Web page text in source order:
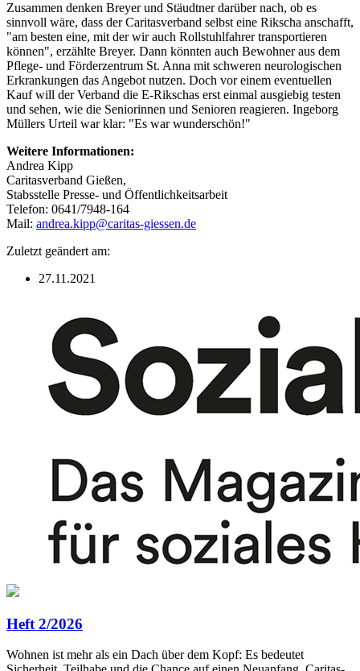
Zusammen denken Breyer und Stäudtner darüber nach, ob es
sinnvoll wäre, dass der Caritasverband selbst eine Rikscha anschafft,
"am besten eine, mit der wir auch Rollstuhlfahrer transportieren
können", erzählte Breyer. Dann könnten auch Bewohner aus dem
Pflege- und Förderzentrum St. Anna mit schweren neurologischen
Erkrankungen das Angebot nutzen. Doch vor einem eventuellen
Kauf will der Verband die E-Rikschas erst einmal ausgiebig testen
und sehen, wie die Seniorinnen und Senioren reagieren. Ingeborg
Müllers Urteil war klar: "Es war wunderschön!"
Weitere Informationen:
Andrea Kipp
Caritasverband Gießen,
Stabsstelle Presse- und Öffentlichkeitsarbeit
Telefon: 0641/7948-164
Mail: andrea.kipp@caritas-giessen.de
Zuletzt geändert am:
27.11.2021
Heft 2/2026
Wohnen ist mehr als ein Dach über dem Kopf: Es bedeutet